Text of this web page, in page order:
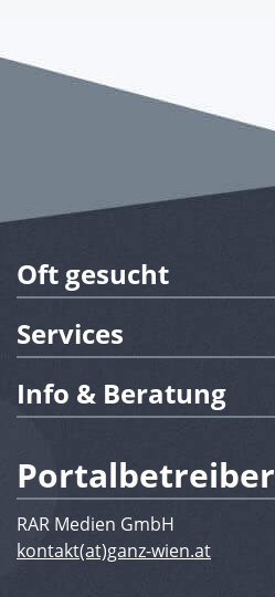
Oft gesucht
Services
Info & Beratung
Portalbetreiber
RAR Medien GmbH
kontakt(at)ganz-wien.at